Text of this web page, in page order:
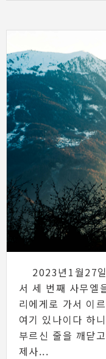
2023년1월27일
서 세 번째 사무엘
리에게로 가서 이
여기 있나이다 하
부르신 줄을 깨닫
제사...